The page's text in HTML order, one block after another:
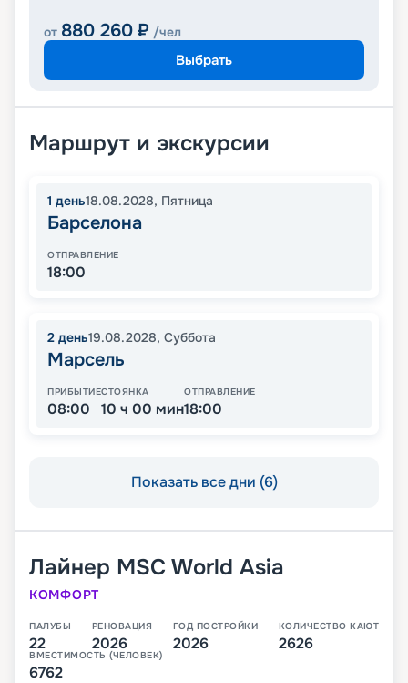
от 880 260 ₽ /чел
Выбрать
Маршрут и экскурсии
1 день18.08.2028, Пятница
Барселона
ОТПРАВЛЕНИЕ
18:00
2 день19.08.2028, Суббота
Марсель
ПРИБЫТИЕ
08:00
СТОЯНКА
10 ч 00 мин
ОТПРАВЛЕНИЕ
18:00
Показать все дни (6)
Лайнер MSC World Asia
КОМФОРТ
ПАЛУБЫ
22
РЕНОВАЦИЯ
2026
ГОД ПОСТРОЙКИ
2026
КОЛИЧЕСТВО КАЮТ
2626
ВМЕСТИМОСТЬ (ЧЕЛОВЕК)
6762